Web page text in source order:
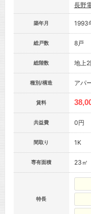
長野
築年月 1993
総戸数 8戸
総階数 地上
種別/構造 アパ
賃料
共益費 0円
間取り 1K
専有面積 23㎡
特長